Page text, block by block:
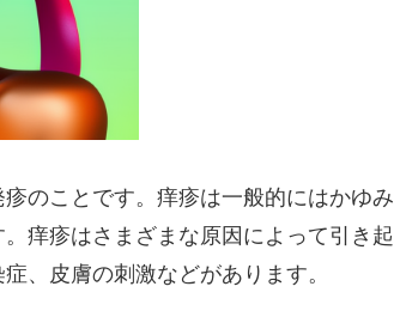
のことです。痒疹は一般的にはかゆみ
痒疹はさまざまな原因によって引き起
、皮膚の刺激などがあります。